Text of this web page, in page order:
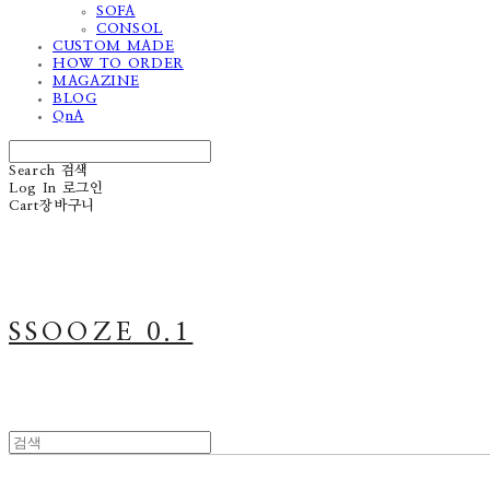
SOFA
CONSOL
CUSTOM MADE
HOW TO ORDER
MAGAZINE
BLOG
QnA
Search 검색
Log In 로그인
Cart장바구니
SSOOZE 0.1